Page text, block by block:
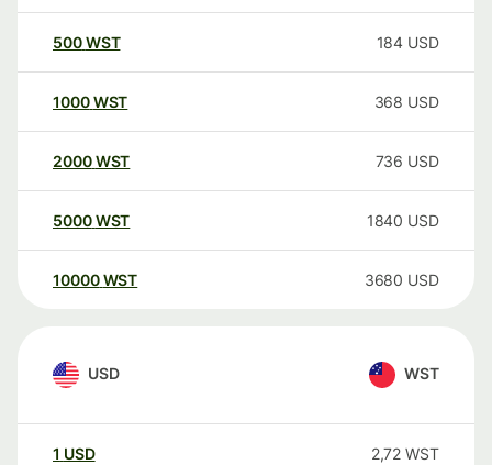
500WST 184 USD
1000WST 368 USD
2000WST 736 USD
5000WST 1840 USD
10000 WST 3680 USD
USD WST
1 USD 2,72 WST